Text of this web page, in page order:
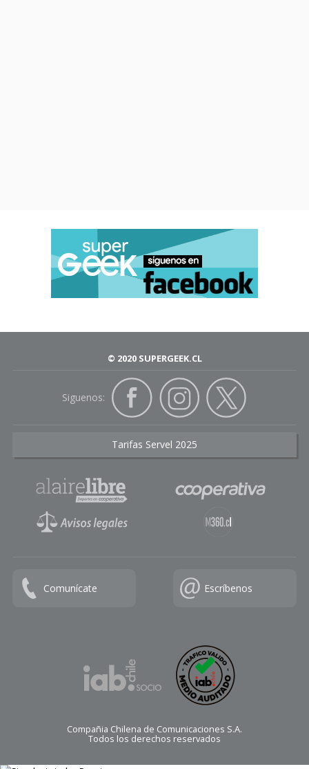
© 2020 SUPERGEEK.CL
Siguenos:
Tarifas Servel 2025
Comunícate Escríbenos
Compañia Chilena de Comunicaciones S.A.
Todos los derechos reservados